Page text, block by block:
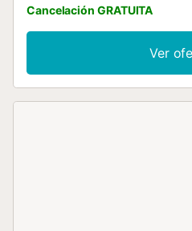
particular, así que por favor
propia. La propiedad es
transporte público. El
unos 25 minutos en coche.
a partir de las 15:00. El check-
Cancelación GRATUITA
Ver